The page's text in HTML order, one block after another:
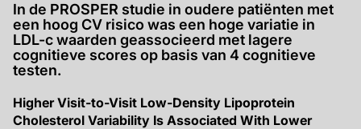
In de PROSPER studie in oudere patiënten met
een hoog CV risico was een hoge variatie in
LDL-c waarden geassocieerd met lagere
cognitieve scores op basis van 4 cognitieve
testen.
Higher Visit-to-Visit Low-Density Lipoprotein
Cholesterol Variability Is Associated With Lower